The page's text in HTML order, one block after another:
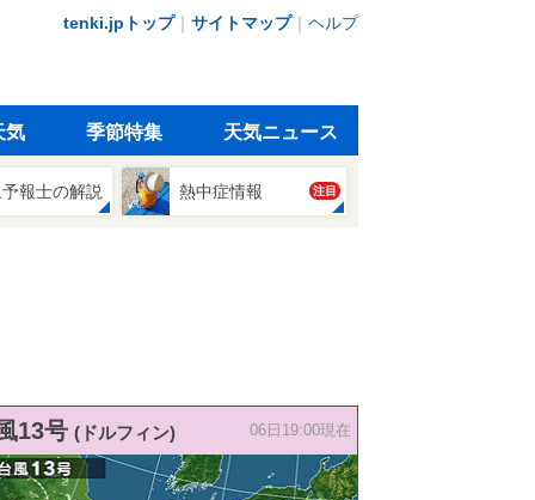
tenki.jpトップ｜ サイトマップ｜ ヘルプ
気 季節特集 天気ニュース
報士の解説 熱中症情報 注目
13号 (ドルフィン) 06日19:00現在